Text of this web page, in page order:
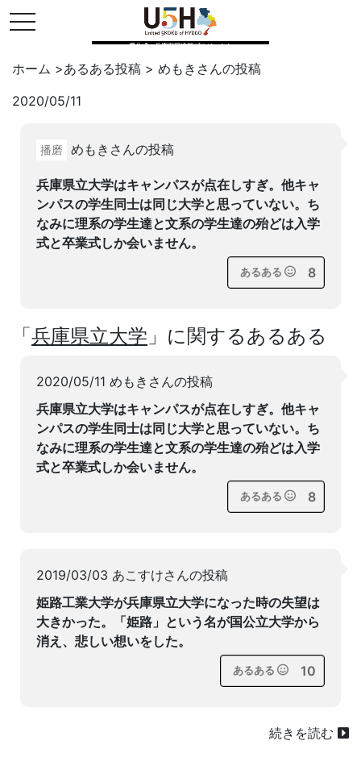
toggle navigation
県公式・兵庫五国連邦プロジェクト
ホーム >あるある投稿 > めもき さんの投稿
2020/05/11
播磨 めもきさんの投稿
兵庫県立大学はキャンパスが点在しすぎ。他キャ
ンパスの学生同士は同じ大学と思っていない。ち
なみに理系の学生達と文系の学生達の殆どは入学
式と卒業式しか会いません。
あるある 8
「兵庫県立大学 」に関するあるある
2020/05/11 めもきさんの投稿
兵庫県立大学はキャンパスが点在しすぎ。他キャ
ンパスの学生同士は同じ大学と思っていない。ち
なみに理系の学生達と文系の学生達の殆どは入学
式と卒業式しか会いません。
あるある 8
2019/03/03 あこすけさんの投稿
姫路工業大学が兵庫県立大学になった時の失望は
大きかった。「姫路」という名が国公立大学から
消え、悲しい想いをした。
あるある 10
続きを読む